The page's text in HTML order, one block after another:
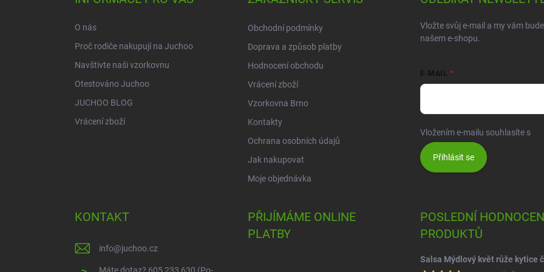
O nás
Proč rodiče nakupují na Juchoo
Navštivte naši vzorkovnu
Otestováno Juchoo
JUCHOO BLOG
Vrácení zboží
Obchodní podmínky
Doprava a způsob platby
Hodnocení obchodu
Vrácení zboží
Vzorkovna Brno
Kontakty
Ochrana osobních údajů
Jak nakupovat
Moje objednávka
Vložte svůj e-mail a my vám
našem e-shopu.
E-MAIL
Vložením e-mailu souhlasíte s
Přihlásit se
KONTAKT
info@juchoo.cz
PŘIJÍMÁME ONLINE
PLATBY
POSLEDNÍ
PRODUKTŮ